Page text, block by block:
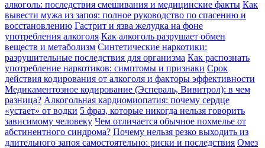
алкоголь: последствия смешивания и медицинские факты Как
вывести мужа из запоя: полное руководство по спасению и
восстановлению Гастрит и язва желудка на фоне
употребления алкоголя Как алкоголь разрушает обмен
веществ и метаболизм Синтетические наркотики:
разрушительные последствия для организма Как распознать
употребление наркотиков: симптомы и признаки Срок
действия кодирования от алкоголя и факторы эффективности
Медикаментозное кодирование (Эспераль, Вивитрол): в чем
разница? Алкогольная кардиомиопатия: почему сердце
«устает» от водки 5 фраз, которые никогда нельзя говорить
зависимому человеку Чем отличается обычное похмелье от
абстинентного синдрома? Почему нельзя резко выходить из
длительного запоя самостоятельно: риски и последствия Омез